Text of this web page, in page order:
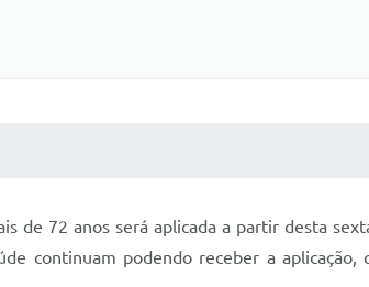
de 72 anos será aplicada a partir desta
continuam podendo receber a